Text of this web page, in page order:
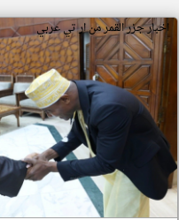
اخبار جزر القمر من ار تي عربي